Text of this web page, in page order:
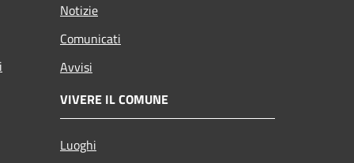
Notizie
Comunicati
Avvisi
VIVERE IL COMUNE
Luoghi